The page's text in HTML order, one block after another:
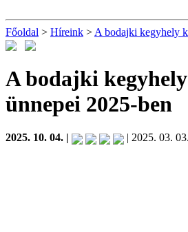
Főoldal > Híreink > A bodajki kegyhely
A bodajki
ünnepei 2025-ben
2025. 10. 04. | | 2025. 03. 03.